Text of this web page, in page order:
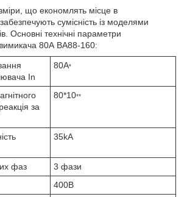
що економлять місце в
сумісність із моделями
Основні технічні параметри
80А ВА88-160:
In
80А*
за
80*10**
35kA
фаз
3 фази
400В